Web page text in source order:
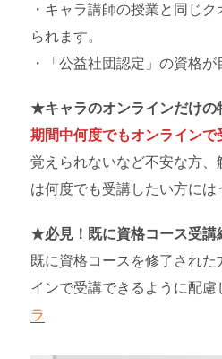
・キャラ講師の授業と同じ
られます。
・「公益社団認定」の資格が
★キャラのオンラインだけの
期間中何度でもオンラインで
覚えられないなど不安な方、
は何度でも受講したい方には
★必見！既に資格コース受講
既に資格コースを修了され
インで受講できるように配慮
ラ